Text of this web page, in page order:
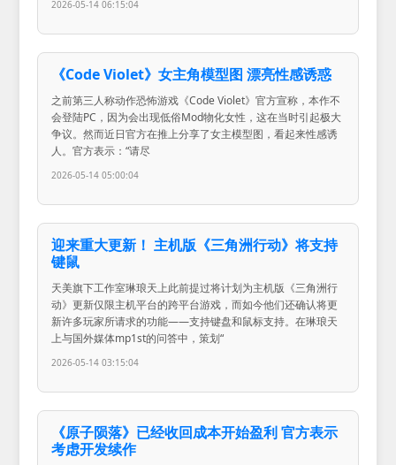
2026-05-14 06:15:04
《Code Violet》女主角模型图 漂亮性感诱惑
之前第三人称动作恐怖游戏《Code Violet》官方宣称，本作不
会登陆PC，因为会出现低俗Mod物化女性，这在当时引起极大
争议。然而近日官方在推上分享了女主模型图，看起来性感诱
人。官方表示：“请尽
2026-05-14 05:00:04
迎来重大更新！ 主机版《三角洲行动》将支持
键鼠
天美旗下工作室琳琅天上此前提过将计划为主机版《三角洲行
动》更新仅限主机平台的跨平台游戏，而如今他们还确认将更
新许多玩家所请求的功能——支持键盘和鼠标支持。在琳琅天
上与国外媒体mp1st的问答中，策划“
2026-05-14 03:15:04
《原子陨落》已经收回成本开始盈利 官方表示
考虑开发续作